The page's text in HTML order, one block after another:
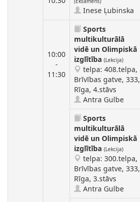
Inese Ļubinska
10:00
-
11:30
Sports
multikulturālā
vidē un Olimpiskā
izglītība (Lekcija)
telpa: 408.telpa,
Brīvības gatve, 333,
Rīga, 4.stāvs
Antra Gulbe
Sports
multikulturālā
vidē un Olimpiskā
izglītība (Lekcija)
telpa: 300.telpa,
Brīvības gatve, 333,
Rīga, 3.stāvs
Antra Gulbe